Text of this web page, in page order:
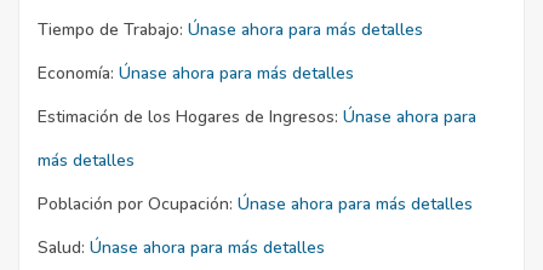
Tiempo de Trabajo: Únase ahora para más detalles
Economía: Únase ahora para más detalles
Estimación de los Hogares de Ingresos: Únase ahora para
más detalles
Población por Ocupación: Únase ahora para más detalles
Salud: Únase ahora para más detalles